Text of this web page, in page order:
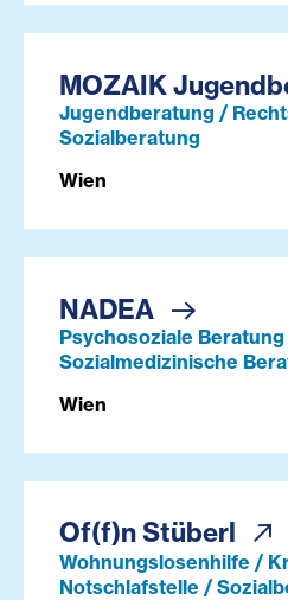
MOZAIK
Jugendberatung /
Sozialberatung
Wien
NADEA
Psychosoziale
Sozialmedizinische
Wien
Of(f)n Stüberl
Wohnungslosenhilfe /
Notschlafstelle /